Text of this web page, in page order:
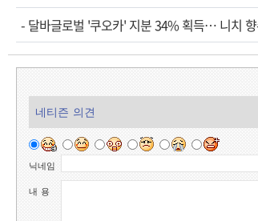
- 달바글로벌 '쿠오카' 지분 34% 획득… 니치
네티즌 의견
닉네임
내 용